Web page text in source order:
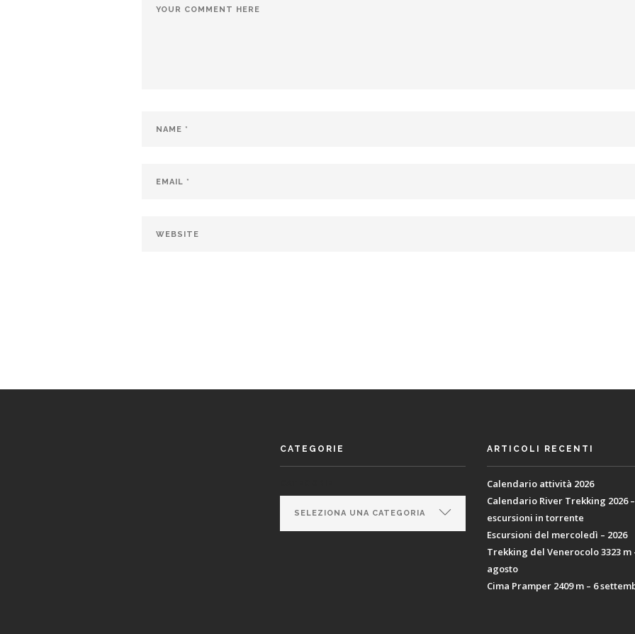
CATEGORIE ARTICOLI RECENTI
Calendario attività 2026
Calendario River Trekking 2026 –
escursioni in torrente
Escursioni del mercoledì – 2026
Trekking del Venerocolo 3323 m
agosto
Cima Pramper 2409 m – 6